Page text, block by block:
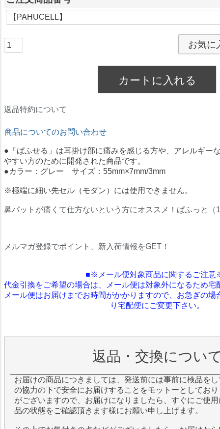
お気に
カートに入れる
返品特約について
商品についてのお問い合わせ
●「ぱふせる」は耳掛け部に痛みを感じる方や、アレルギー
やすい方のために開発された商品です。
●カラー：グレー サイズ：55mm×7mm/3mm
※極端に細い先セル（モダン）には使用できません。
鼻パットが痛くて仕方ないという方にオススメ！ぱふっと（
メルマガ登録でポイント、新入荷情報をGET！
■※メール便対象商品に関するご注
代金引換をご希望の場合は、メール便は対象外になるため宅
メール便はお届けまでお時間がかかりますので、お急ぎの
り宅配便にご変更下さい。
返品・交換につい
お届けの商品につきましては、発送前には事前に検品を
の協力の下で安全にお届けすることをモットーとしてお
がございますので、お届けになりましたら、すぐにご使
品の状態をご確認頂きます様にお願い申し上げます。